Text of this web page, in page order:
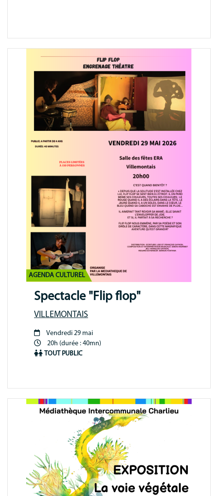
AGENDA CULTUREL
Spectacle "Flip flop"
VILLEMONTAIS
Période
animation
Vendredi 29 mai
20h (durée : 40mn)
TOUT PUBLIC